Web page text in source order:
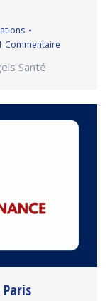
Commentaire
Santé